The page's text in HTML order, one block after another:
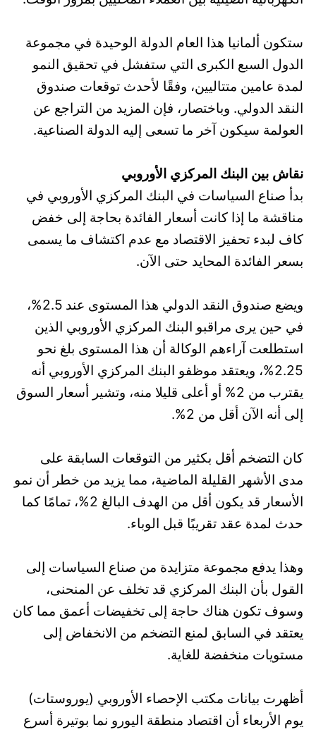
ستكون ألمانيا هذا العام الدولة الوحيدة في مجموعة
الدول السبع الكبرى التي ستفشل في تحقيق النمو
لمدة عامين متتاليين، وفقًا لأحدث توقعات صندوق
النقد الدولي. وباختصار، فإن المزيد من التراجع عن
العولمة سيكون آخر ما تسعى إليه الدولة الصناعية.
نقاش بين البنك المركزي الأوروبي
بدأ صناع السياسات في البنك المركزي الأوروبي في
مناقشة ما إذا كانت أسعار الفائدة بحاجة إلى خفض
كاف لبدء تحفيز الاقتصاد مع عدم اكتشاف ما يسمى
بسعر الفائدة المحايد حتى الآن.
ويضع صندوق النقد الدولي هذا المستوى عند 2.5%،
في حين يرى مراقبو البنك المركزي الأوروبي الذين
استطلعت آراءهم الوكالة أن هذا المستوى بلغ نحو
2.25%، ويعتقد موظفو البنك المركزي الأوروبي أنه
يقترب من 2% أو أعلى قليلا منه، وتشير أسعار السوق
إلى أنه الآن أقل من 2%.
كان التضخم أقل بكثير من التوقعات السابقة على
مدى الأشهر القليلة الماضية، مما يزيد من خطر أن نمو
الأسعار قد يكون أقل من الهدف البالغ 2%، تمامًا كما
حدث لمدة عقد تقريبًا قبل الوباء.
وهذا يدفع مجموعة متزايدة من صناع السياسات إلى
القول بأن البنك المركزي قد تخلف عن المنحنى،
وسوف تكون هناك حاجة إلى تخفيضات أعمق مما كان
يعتقد في السابق لمنع التضخم من الانخفاض إلى
مستويات منخفضة للغاية.
أظهرت بيانات مكتب الإحصاء الأوروبي (يوروستات)
يوم الأربعاء أن اقتصاد منطقة اليورو نما بوتيرة أسرع